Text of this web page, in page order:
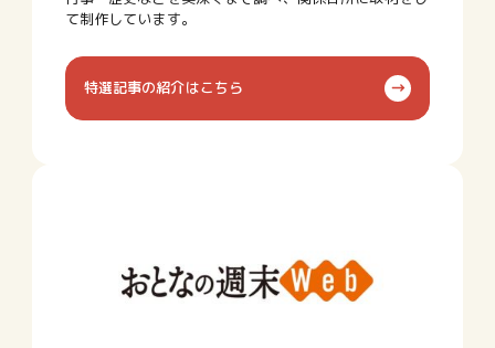
て制作しています。
特選記事の紹介はこちら